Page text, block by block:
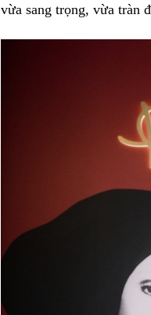
vừa sang trọng, vừa tràn